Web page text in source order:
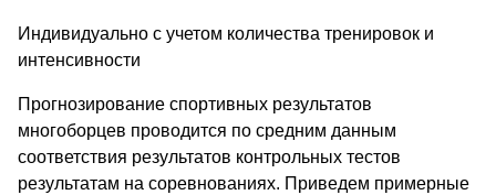
Индивидуально с учетом количества тренировок и
интенсивности
Прогнозирование спортивных результатов
многоборцев проводится по средним данным
соответствия результатов контрольных тестов
результатам на соревнованиях. Приведем примерные